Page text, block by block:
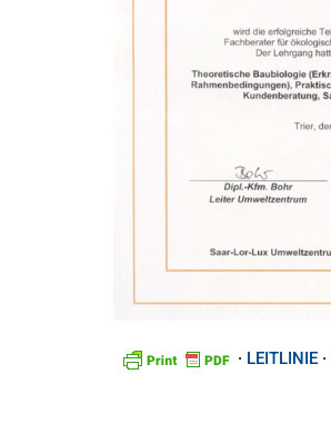
· LEITLINIE ·